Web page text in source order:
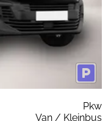
Pkw
Van / Kleinbus